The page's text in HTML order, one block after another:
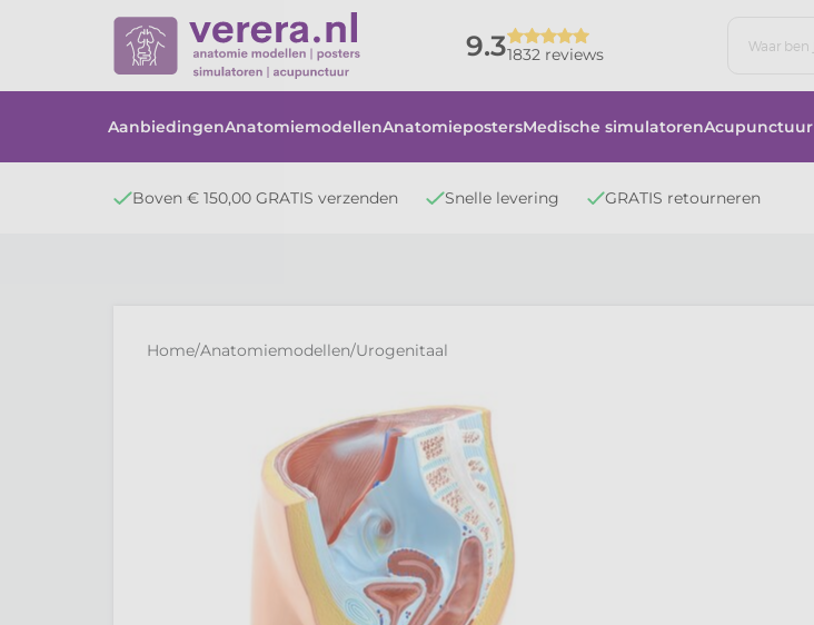
9.31832 reviews
AanbiedingenAnatomiemodellenAnatomiepostersMedische simulatorenAcupunctuur
Boven € 150,00 GRATIS verzenden Snelle levering GRATIS retourneren
Home/Anatomiemodellen/Urogenitaal